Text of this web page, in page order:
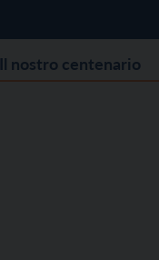
Il nostro centenario